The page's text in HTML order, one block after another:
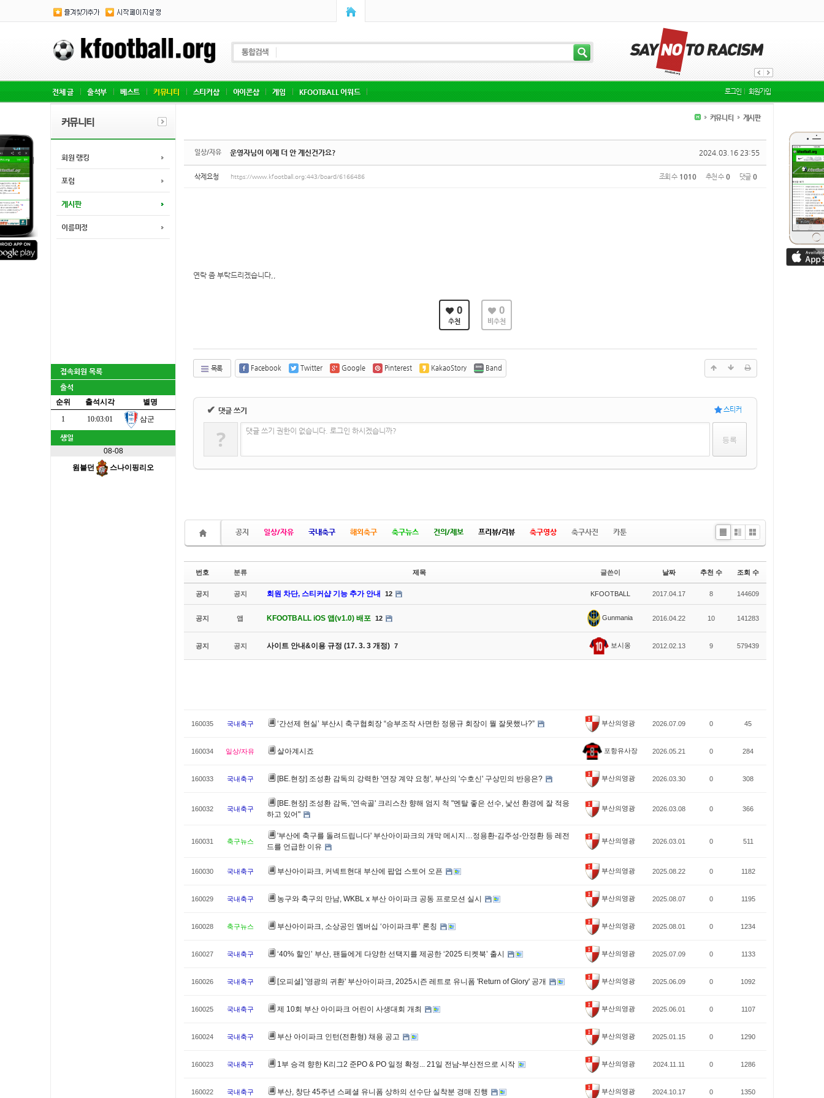
전체 글 출석부 베스트 커뮤니티 스티커샵 아이콘샵 게임 KFOOTBALL 어워드 로그인 회원가입
커뮤니티
회원 랭킹
포럼
게시판
이름미정
접속회원 목록
출석
순위
출석시각
별명
1
10:03:01 삼군
생일
08-08
윔블던
스나이핑리오
커뮤니티 게시판
일상/자유 2024.03.16 23:55
운영자님이 이제 더 안 계신건가요?
삭제요청 https://www.kfootball.org:443/board/6166486 조회 수 1010 추천 수 0 댓글 0
연락 좀 부탁드리겠습니다,,
0
추천
0
비추천
목록 Facebook Twitter Google Pinterest KakaoStory Band
✔ 댓글 쓰기 스티커
? 댓글 쓰기 권한이 없습니다. 로그인 하시겠습니까?
공지 일상/자유 국내축구 해외축구 축구뉴스 건의/제보 프리뷰/리뷰 축구영상 축구사진
카툰
List ZineGallery
번호 분류 제목 글쓴이 날짜 추천 수 조회 수
공지 공지 회원 차단, 스티커샵 기능 추가 안내 12 KFOOTBALL 2017.04.17 8 144609
공지 앱 KFOOTBALL iOS 앱(v1.0) 배포 12 Gunmania 2016.04.22 10 141283
공지 공지 사이트 안내&이용 규정 (17. 3. 3 개정) 7 보시옹 2012.02.13 9 579439
160035 국내축구 ‘간선제 현실’ 부산시 축구협회장 “승부조작 사면한 정몽규 회장이 뭘 잘못했나?” 부산의영광 2026.07.09 0 45
160034 일상/자유 살아계시죠 포항유사장 2026.05.21 0 284
160033 국내축구 [BE.현장] 조성환 감독의 강력한 '연장 계약 요청', 부산의 '수호신' 구상민의 반응은? 부산의영광 2026.03.30 0 308
160032 국내축구
[BE.현장] 조성환 감독, '연속골' 크리스찬 향해 엄지 척 "멘탈 좋은 선수, 낯선 환경에 잘 적응
하고 있어"
부산의영광 2026.03.08 0 366
160031 축구뉴스
'부산에 축구를 돌려드립니다' 부산아이파크의 개막 메시지…정용환-김주성-안정환 등 레전
드를 언급한 이유
부산의영광 2026.03.01 0 511
160030 국내축구 부산아이파크, 커넥트현대 부산에 팝업 스토어 오픈 부산의영광 2025.08.22 0 1182
160029 국내축구 농구와 축구의 만남, WKBL x 부산 아이파크 공동 프로모션 실시 부산의영광 2025.08.07 0 1195
160028 축구뉴스 부산아이파크, 소상공인 멤버십 ‘아이파크루’ 론칭 부산의영광 2025.08.01 0 1234
160027 국내축구 ‘40% 할인’ 부산, 팬들에게 다양한 선택지를 제공한 ‘2025 티켓북’ 출시 부산의영광 2025.07.09 0 1133
160026 국내축구 [오피셜] '영광의 귀환' 부산아이파크, 2025시즌 레트로 유니폼 'Return of Glory' 공개 부산의영광 2025.06.09 0 1092
160025 국내축구 제 10회 부산 아이파크 어린이 사생대회 개최 부산의영광 2025.06.01 0 1107
160024 국내축구 부산 아이파크 인턴(전환형) 채용 공고 부산의영광 2025.01.15 0 1290
160023 국내축구 1부 승격 향한 K리그2 준PO & PO 일정 확정... 21일 전남-부산전으로 시작 부산의영광 2024.11.11 0 1286
160022 국내축구 부산, 창단 45주년 스페셜 유니폼 상하의 선수단 실착분 경매 진행 부산의영광 2024.10.17 0 1350